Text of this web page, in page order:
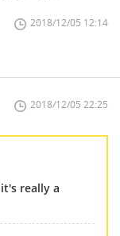
2018/12/05 12:14
2018/12/05 22:25
really a